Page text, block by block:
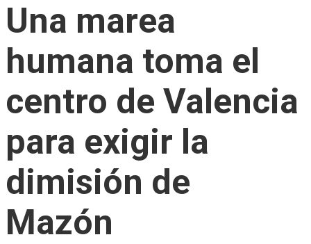
Una marea
humana toma el
centro de Valencia
para exigir la
dimisión de
Mazón